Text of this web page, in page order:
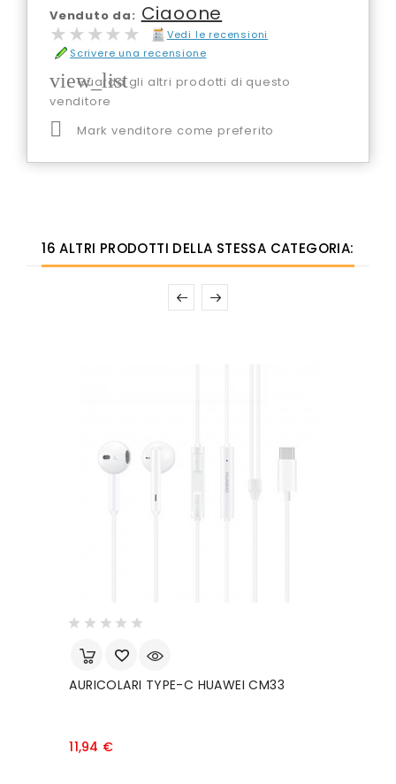
Venduto da: Ciaoone
★★★★★
★★★★★
Vedi le recensioni
Scrivere una recensione
view_list
Guarda gli altri prodotti di questo
venditore
 Mark venditore come preferito
16 ALTRI PRODOTTI DELLA STESSA CATEGORIA:
AURICOLARI TYPE-C HUAWEI CM33
11,94 €Prezzo